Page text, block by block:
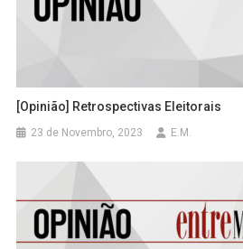
[Opinião] Retrospectivas Eleitorais
23 de Novembro, 2023 E.M.